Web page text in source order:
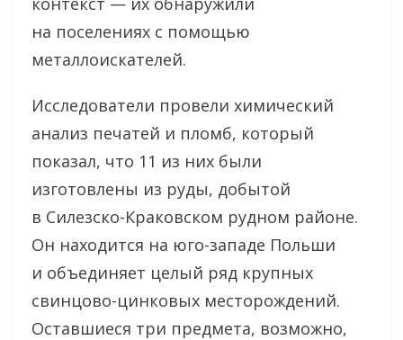
на поселениях с помощью
металлоискателей.
Исследователи провели химический
анализ печатей и пломб, который
показал, что 11 из них были
изготовлены из руды, добытой
в Силезско-Краковском рудном районе.
Он находится на юго-западе Польши
и объединяет целый ряд крупных
свинцово-цинковых месторождений.
Оставшиеся три предмета, возможно,